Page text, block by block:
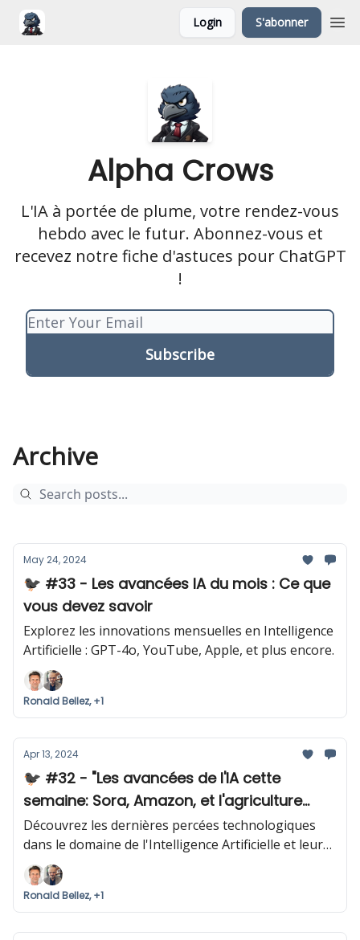
Login S'abonner
Alpha Crows
L'IA à portée de plume, votre rendez-vous
hebdo avec le futur. Abonnez-vous et
recevez notre fiche d'astuces pour ChatGPT
!
Archive
May 24, 2024
🐦‍⬛ #33 - Les avancées IA du mois : Ce que
vous devez savoir
Explorez les innovations mensuelles en Intelligence
Artificielle : GPT-4o, YouTube, Apple, et plus encore.
Ronald Bellez, +1
Apr 13, 2024
🐦‍⬛ #32 - "Les avancées de l'IA cette
semaine: Sora, Amazon, et l'agriculture
révolutionnée
Découvrez les dernières percées technologiques
dans le domaine de l'Intelligence Artificielle et leur
impact sur l'industrie du cinéma, le commerce en
ligne et l'agriculture américaine.
Ronald Bellez, +1